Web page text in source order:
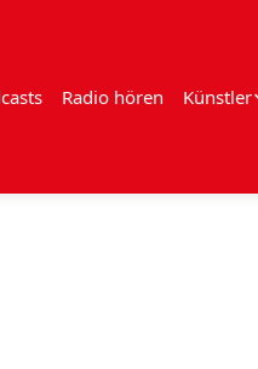
Radio hören Künstler